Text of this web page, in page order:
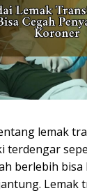
lemak
terdengar
berlebih bisa
Lemak